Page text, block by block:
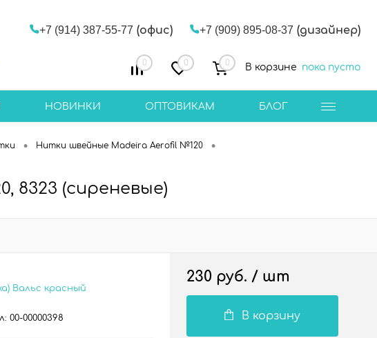
+7 (914) 387-55-77 (офис) +7 (909) 895-08-37 (дизайнер)
0 0 0 В корзине пока пусто
НОВИНКИ ОПТОВИКАМ БЛОГ
• Нитки швейные Madeira Aerofil №120 •
8323 (сиреневые)
Вальс красный
00-00000398
230 руб. / шт
В корзину